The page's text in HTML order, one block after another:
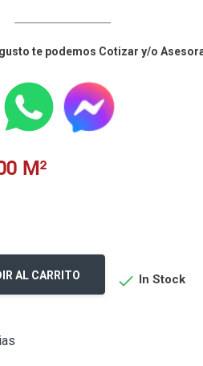
te podemos Cotizar y/o
M²
AL CARRITO  In Stock